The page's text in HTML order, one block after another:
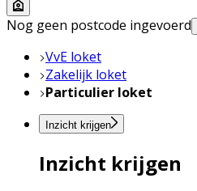
Nog geen postcode ingevoerd
VvE loket
Zakelijk loket
Particulier loket
Inzicht krijgen
Inzicht krijgen